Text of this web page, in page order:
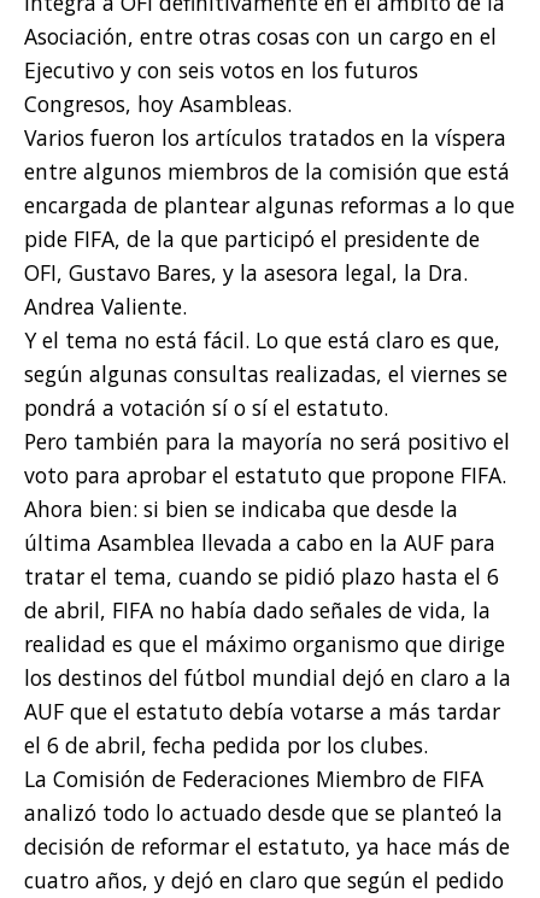
Asociación, entre otras cosas con un cargo en el
Ejecutivo y con seis votos en los futuros
Congresos, hoy Asambleas.
Varios fueron los artículos tratados en la víspera
entre algunos miembros de la comisión que está
encargada de plantear algunas reformas a lo que
pide FIFA, de la que participó el presidente de
OFI, Gustavo Bares, y la asesora legal, la Dra.
Andrea Valiente.
Y el tema no está fácil. Lo que está claro es que,
según algunas consultas realizadas, el viernes se
pondrá a votación sí o sí el estatuto.
Pero también para la mayoría no será positivo el
voto para aprobar el estatuto que propone FIFA.
Ahora bien: si bien se indicaba que desde la
última Asamblea llevada a cabo en la AUF para
tratar el tema, cuando se pidió plazo hasta el 6
de abril, FIFA no había dado señales de vida, la
realidad es que el máximo organismo que dirige
los destinos del fútbol mundial dejó en claro a la
AUF que el estatuto debía votarse a más tardar
el 6 de abril, fecha pedida por los clubes.
La Comisión de Federaciones Miembro de FIFA
analizó todo lo actuado desde que se planteó la
decisión de reformar el estatuto, ya hace más de
cuatro años, y dejó en claro que según el pedido